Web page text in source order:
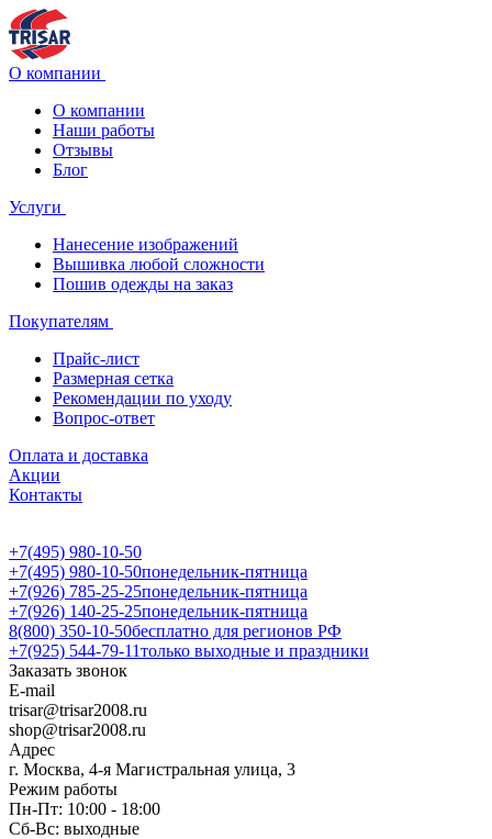
О компании
О компании
Наши работы
Отзывы
Блог
Услуги
Нанесение изображений
Вышивка любой сложности
Пошив одежды на заказ
Покупателям
Прайс-лист
Размерная сетка
Рекомендации по уходу
Вопрос-ответ
Оплата и доставка
Акции
Контакты
+7(495) 980-10-50
+7(495) 980-10-50понедельник-пятница
+7(926) 785-25-25понедельник-пятница
+7(926) 140-25-25понедельник-пятница
8(800) 350-10-50бесплатно для регионов РФ
+7(925) 544-79-11только выходные и праздники
Заказать звонок
E-mail
trisar@trisar2008.ru
shop@trisar2008.ru
Адрес
г. Москва, 4-я Магистральная улица, 3
Режим работы
Пн-Пт: 10:00 - 18:00
Сб-Вс: выходные